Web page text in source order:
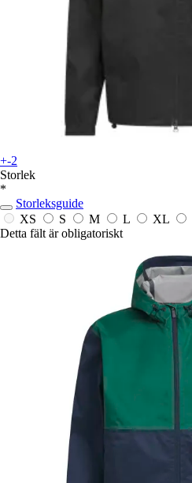
+-2
Storlek
*
Storleksguide
XS
S M L XL
Detta fält är obligatoriskt